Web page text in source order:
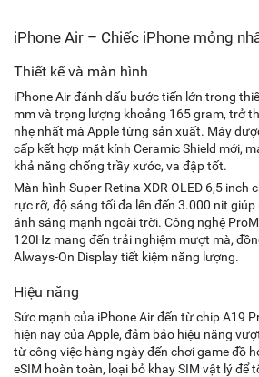
iPhone Air – Chiếc iPhone mỏng
Thiết kế và màn hình
iPhone Air đánh dấu bước tiến lớn trong
mm và trọng lượng khoảng 165 gram, trở
nhẹ nhất mà Apple từng sản xuất. Máy
cấp kết hợp mặt kính Ceramic Shield mới,
khả năng chống trầy xước, va đập tốt.
Màn hình Super Retina XDR OLED 6,5 inch
rực rỡ, độ sáng tối đa lên đến 3.000 nit
ánh sáng mạnh ngoài trời. Công nghệ
120Hz mang đến trải nghiệm mượt mà,
Always-On Display tiết kiệm năng lượng.
Hiệu năng
Sức mạnh của iPhone Air đến từ chip A19
hiện nay của Apple, đảm bảo hiệu năng
từ công việc hàng ngày đến chơi game đồ
eSIM hoàn toàn, loại bỏ khay SIM vật lý để